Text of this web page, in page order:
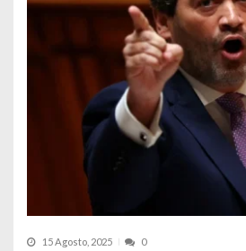
15 Agosto, 2025 0